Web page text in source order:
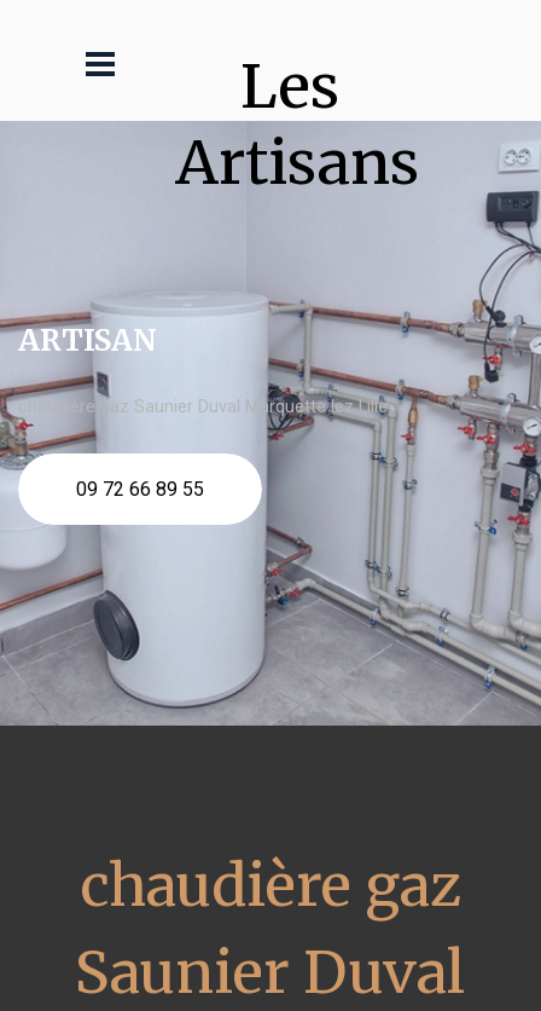
Les
Artisans
ARTISAN
chaudière gaz Saunier Duval Marquette lez Lille
09 72 66 89 55
chaudière gaz
Saunier Duval